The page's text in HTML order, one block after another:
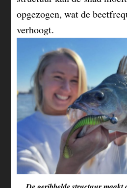
opgezogen, wat de
verhoogt.